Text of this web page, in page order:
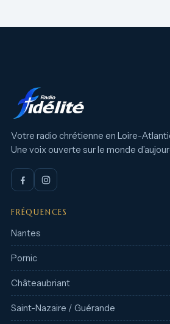
Votre radio chrétienne en Loire-
Une voix ouverte sur le monde
FRÉQUENCES
Nantes
Pornic
Châteaubriant
Saint-Nazaire / Guérande